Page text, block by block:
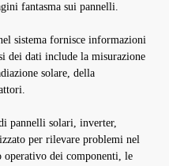
fantasma sui pannelli.
sistema fornisce informazioni
dei dati include la misurazione
solare, della
pannelli solari, inverter,
per rilevare problemi nel
operativo dei componenti, le